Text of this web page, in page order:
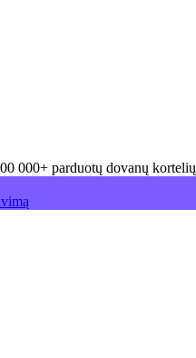
000+ parduotų dovanų kortelių